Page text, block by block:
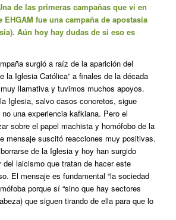
de las primeras campañas que vi en
fue una campaña de apostasía
Aún hoy hay dudas de si eso es
surgió a raíz de la aparición del
la Iglesia Católica” a finales de la década
llamativa y tuvimos muchos apoyos.
Iglesia, salvo casos concretos, sigue
una experiencia kafkiana. Pero el
sobre el papel machista y homófobo de la
mensaje suscitó reacciones muy positivas.
de la Iglesia y hoy han surgido
laicismo que tratan de hacer este
El mensaje es fundamental “la sociedad
porque sí “sino que hay sectores
que siguen tirando de ella para que lo